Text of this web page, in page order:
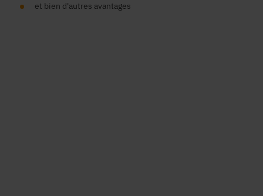
et bien d'autres avantages